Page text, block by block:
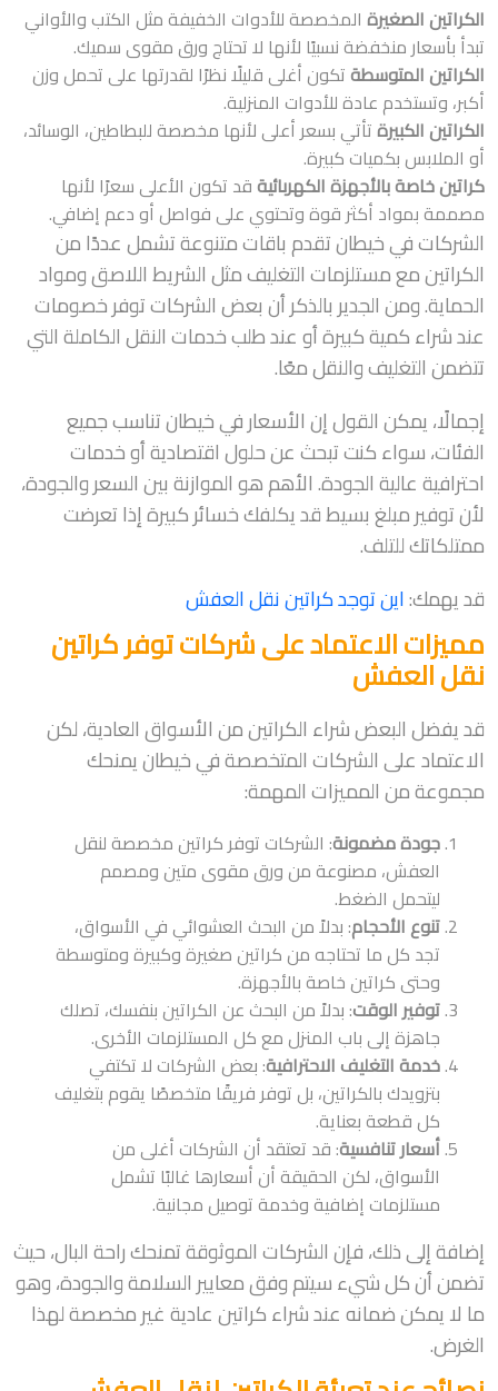
الكراتين الصغيرة المخصصة للأدوات الخفيفة مثل الكتب والأواني
تبدأ بأسعار منخفضة نسبيًا لأنها لا تحتاج ورق مقوى سميك.
الكراتين المتوسطةتكون أغلى قليلًا نظرًا لقدرتها على تحمل وزن
أكبر، وتستخدم عادة للأدوات المنزلية.
الكراتين الكبيرةتأتي بسعر أعلى لأنها مخصصة للبطاطين، الوسائد،
أو الملابس بكميات كبيرة.
كراتين خاصة بالأجهزة الكهربائيةقد تكون الأعلى سعرًا لأنها
مصممة بمواد أكثر قوة وتحتوي على فواصل أو دعم إضافي.
الشركات في خيطان تقدم باقات متنوعة تشمل عددًا من
الكراتين مع مستلزمات التغليف مثل الشريط اللاصق ومواد
الحماية. ومن الجدير بالذكر أن بعض الشركات توفر خصومات
عند شراء كمية كبيرة أو عند طلب خدمات النقل الكاملة التي
تتضمن التغليف والنقل معًا.
إجمالًا، يمكن القول إن الأسعار في خيطان تناسب جميع
الفئات، سواء كنت تبحث عن حلول اقتصادية أو خدمات
احترافية عالية الجودة. الأهم هو الموازنة بين السعر والجودة،
لأن توفير مبلغ بسيط قد يكلفك خسائر كبيرة إذا تعرضت
ممتلكاتك للتلف.
قد يهمك:اين توجد كراتين نقل العفش
مميزات الاعتماد على شركات توفر كراتين
نقل العفش
قد يفضل البعض شراء الكراتين من الأسواق العادية، لكن
الاعتماد على الشركات المتخصصة في خيطان يمنحك
مجموعة من المميزات المهمة:
جودة مضمونة: الشركات توفر كراتين مخصصة لنقل
العفش، مصنوعة من ورق مقوى متين ومصمم
ليتحمل الضغط.
تنوع الأحجام: بدلاً من البحث العشوائي في الأسواق،
تجد كل ما تحتاجه من كراتين صغيرة وكبيرة ومتوسطة
وحتى كراتين خاصة بالأجهزة.
توفير الوقت: بدلاً من البحث عن الكراتين بنفسك، تصلك
جاهزة إلى باب المنزل مع كل المستلزمات الأخرى.
خدمة التغليف الاحترافية: بعض الشركات لا تكتفي
بتزويدك بالكراتين، بل توفر فريقًا متخصصًا يقوم بتغليف
كل قطعة بعناية.
أسعار تنافسية: قد تعتقد أن الشركات أغلى من
الأسواق، لكن الحقيقة أن أسعارها غالبًا تشمل
مستلزمات إضافية وخدمة توصيل مجانية.
إضافة إلى ذلك، فإن الشركات الموثوقة تمنحك راحة البال، حيث
تضمن أن كل شيء سيتم وفق معايير السلامة والجودة، وهو
ما لا يمكن ضمانه عند شراء كراتين عادية غير مخصصة لهذا
الغرض.